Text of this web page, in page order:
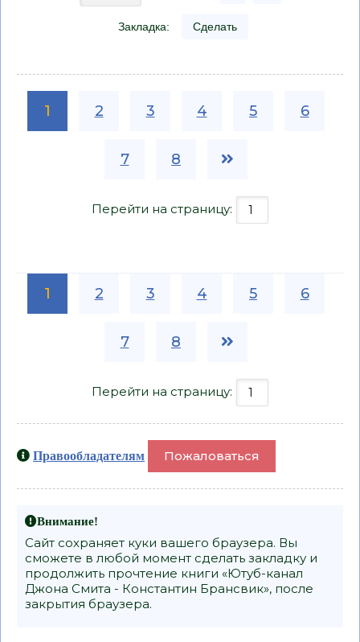
Закладка: Сделать
1 2 3 4 5 6
7 8
Перейти на страницу:
1 2 3 4 5 6
7 8
Перейти на страницу:
Правообладателям Пожаловаться
Внимание!
Сайт сохраняет куки вашего браузера. Вы
сможете в любой момент сделать закладку и
продолжить прочтение книги «Ютуб-канал
Джона Смита - Константин Брансвик», после
закрытия браузера.